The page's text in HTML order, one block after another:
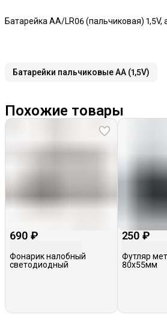
Батарейка AA/LR06 (пальчиковая) 1,5V,
Батарейки пальчиковые AA (1,5V)
Похожие товары
690 ₽
Фонарик налобный
светодиодный
250 ₽
Футляр
80х55мм